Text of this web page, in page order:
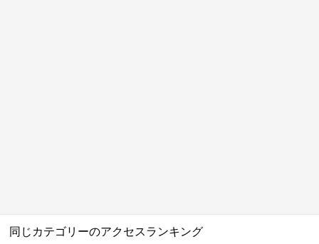
同じカテゴリーのアクセスランキング